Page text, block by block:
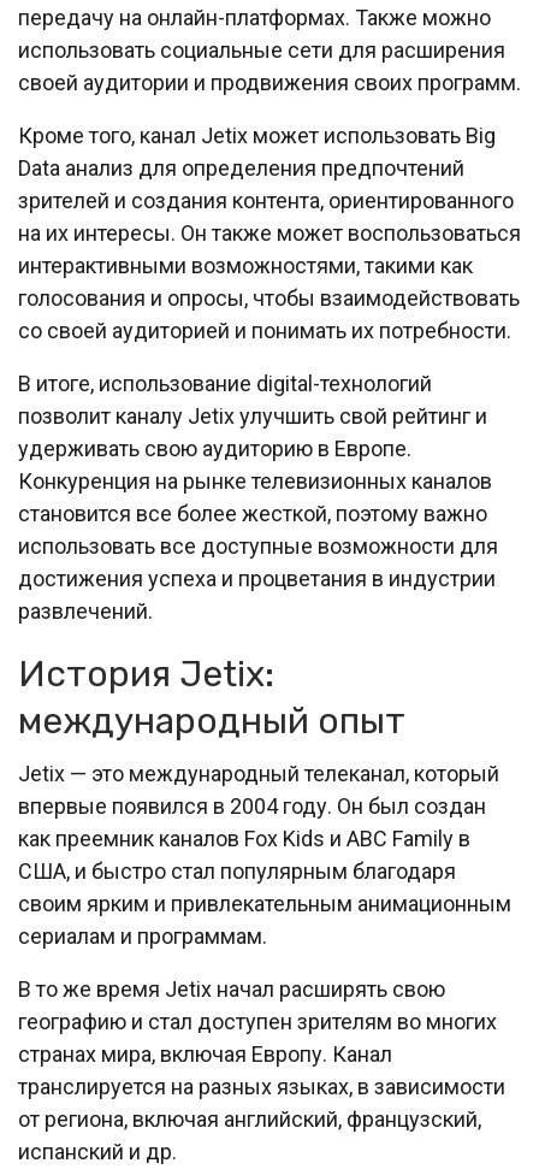
передачу на онлайн-платформах. Также можно
использовать социальные сети для расширения
своей аудитории и продвижения своих программ.
Кроме того, канал Jetix может использовать Big
Data анализ для определения предпочтений
зрителей и создания контента, ориентированного
на их интересы. Он также может воспользоваться
интерактивными возможностями, такими как
голосования и опросы, чтобы взаимодействовать
со своей аудиторией и понимать их потребности.
В итоге, использование digital-технологий
позволит каналу Jetix улучшить свой рейтинг и
удерживать свою аудиторию в Европе.
Конкуренция на рынке телевизионных каналов
становится все более жесткой, поэтому важно
использовать все доступные возможности для
достижения успеха и процветания в индустрии
развлечений.
История Jetix:
международный опыт
Jetix — это международный телеканал, который
впервые появился в 2004 году. Он был создан
как преемник каналов Fox Kids и ABC Family в
США, и быстро стал популярным благодаря
своим ярким и привлекательным анимационным
сериалам и программам.
В то же время Jetix начал расширять свою
географию и стал доступен зрителям во многих
странах мира, включая Европу. Канал
транслируется на разных языках, в зависимости
от региона, включая английский, французский,
испанский и др.